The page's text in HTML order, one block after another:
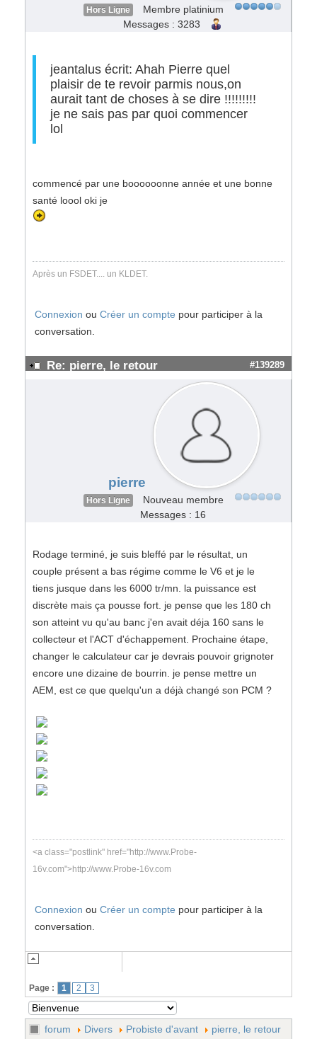
Hors Ligne
Membre platinium
Messages : 3283
jeantalus écrit: Ahah Pierre quel
plaisir de te revoir parmis nous,on
aurait tant de choses à se dire !!!!!!!!!
je ne sais pas par quoi commencer
lol
commencé par une boooooonne année et une bonne
santé loool oki je
Après un FSDET.... un KLDET.
Connexion ou Créer un compte pour participer à la
conversation.
Re: pierre, le retour #139289
pierre
Hors Ligne
Nouveau membre
Messages : 16
Rodage terminé, je suis bleffé par le résultat, un
couple présent a bas régime comme le V6 et je le
tiens jusque dans les 6000 tr/mn. la puissance est
discrète mais ça pousse fort. je pense que les 180 ch
son atteint vu qu'au banc j'en avait déja 160 sans le
collecteur et l'ACT d'échappement. Prochaine étape,
changer le calculateur car je devrais pouvoir grignoter
encore une dizaine de bourrin. je pense mettre un
AEM, est ce que quelqu'un a déjà changé son PCM ?
<a class="postlink" href="http://www.Probe-
16v.com">http://www.Probe-16v.com
Connexion ou Créer un compte pour participer à la
conversation.
Page : 1 2 3
forum Divers Probiste d'avant pierre, le retour